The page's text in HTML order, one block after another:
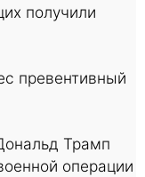
получили
превентивный
Трамп
операции